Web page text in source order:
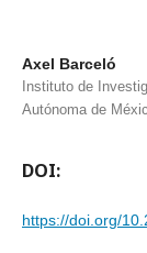
Axel Barceló
Instituto de
Autónoma de
DOI:
https://doi.org/